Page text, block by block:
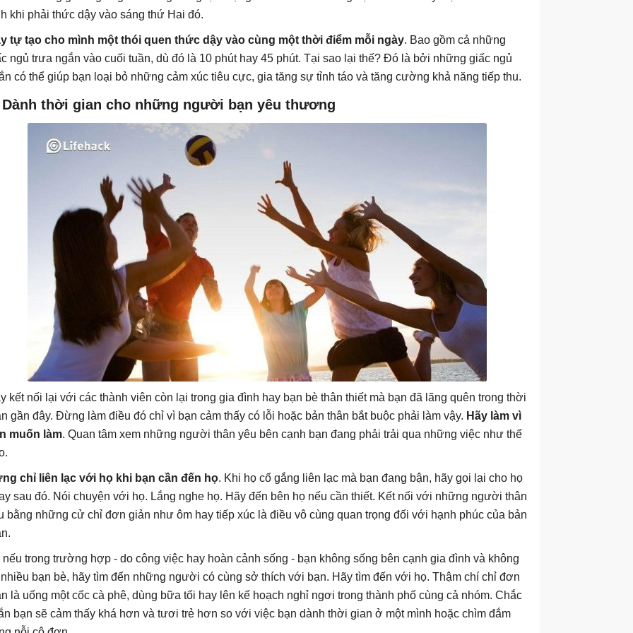
khi phải thức dậy vào sáng thứ Hai đó.
tự tạo cho mình một thói quen thức dậy vào cùng một thời điểm mỗi ngày. Bao gồm cả những
ngủ trưa ngắn vào cuối tuần, dù đó là 10 phút hay 45 phút. Tại sao lại thế? Đó là bởi những giấc ngủ
có thể giúp bạn loại bỏ những cảm xúc tiêu cực, gia tăng sự tỉnh táo và tăng cường khả năng tiếp thu.
Dành thời gian cho những người bạn yêu thương
kết nối lại với các thành viên còn lại trong gia đình hay bạn bè thân thiết mà bạn đã lãng quên trong thời
gần đây. Đừng làm điều đó chỉ vì bạn cảm thấy có lỗi hoặc bản thân bắt buộc phải làm vậy. Hãy làm vì
muốn làm. Quan tâm xem những người thân yêu bên cạnh bạn đang phải trải qua những việc như thế
chỉ liên lạc với họ khi bạn cần đến họ. Khi họ cố gắng liên lạc mà bạn đang bận, hãy gọi lại cho họ
sau đó. Nói chuyện với họ. Lắng nghe họ. Hãy đến bên họ nếu cần thiết. Kết nối với những người thân
bằng những cử chỉ đơn giản như ôm hay tiếp xúc là điều vô cùng quan trọng đối với hạnh phúc của bản
nếu trong trường hợp - do công việc hay hoàn cảnh sống - bạn không sống bên cạnh gia đình và không
bạn bè, hãy tìm đến những người có cùng sở thích với bạn. Hãy tìm đến với họ. Thậm chí chỉ đơn
là uống một cốc cà phê, dùng bữa tối hay lên kế hoạch nghỉ ngơi trong thành phố cùng cả nhóm. Chắc
bạn sẽ cảm thấy khá hơn và tươi trẻ hơn so với việc bạn dành thời gian ở một mình hoặc chìm đắm